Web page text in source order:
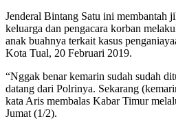
Jenderal Bintang Satu ini membantah
keluarga dan pengacara korban
anak buahnya terkait kasus
Kota Tual, 20 Februari 2019.
“Nggak benar kemarin sudah sudah
datang dari Polrinya. Sekarang
kata Aris membalas Kabar Timur
Jumat (1/2).